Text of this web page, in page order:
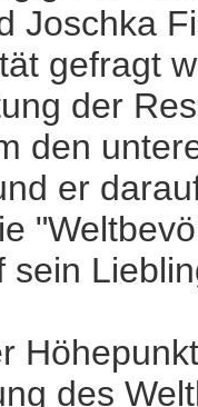
Joschka
gefragt
der
den
er
sein
des